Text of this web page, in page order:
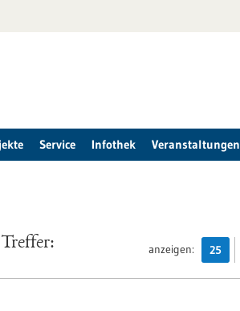
Service Infothek Veranstaltungen
anzeigen: 25